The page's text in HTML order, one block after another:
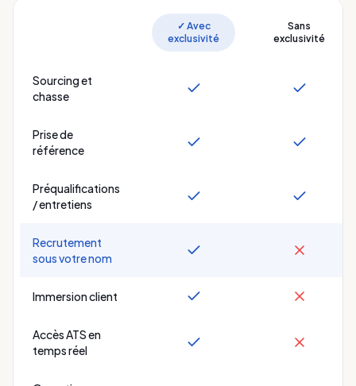
✓ Avec
exclusivité
Sans
exclusivité
Sourcing et
chasse
Prise de
référence
Préqualifications
/ entretiens
Recrutement
sous votre nom
Immersion client
Accès ATS en
temps réel